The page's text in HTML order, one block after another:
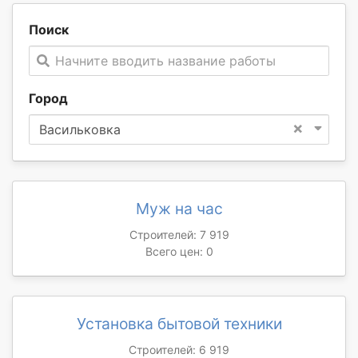
Поиск
Начните вводить название работы
Город
×
Васильковка
Муж на час
Строителей: 7 919
Всего цен: 0
Установка бытовой техники
Строителей: 6 919